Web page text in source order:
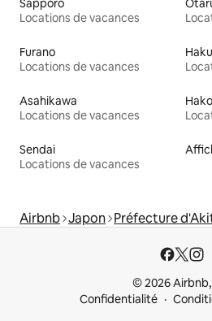
Sapporo
Locations de vacances
Furano
Locations de vacances
Asahikawa
Locations de vacances
Sendai
Locations de vacances
Airbnb Japon Préfecture
© 2026 Airbnb,
Confidentialité